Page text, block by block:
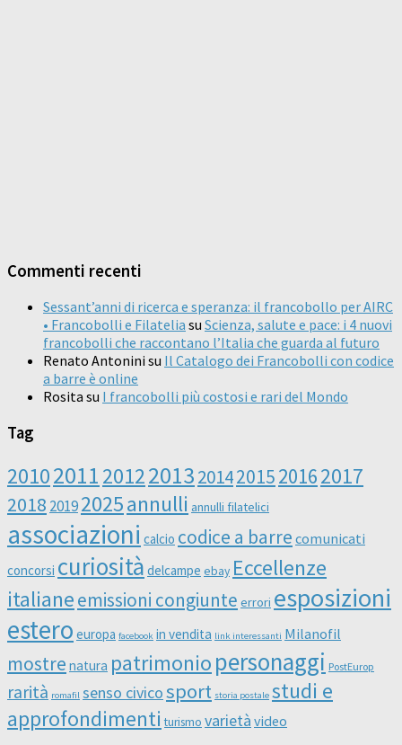
Commenti recenti
Sessant’anni di ricerca e speranza: il francobollo per AIRC
• Francobolli e Filatelia su Scienza, salute e pace: i 4 nuovi
francobolli che raccontano l’Italia che guarda al futuro
Renato Antonini su Il Catalogo dei Francobolli con codice
a barre è online
Rosita su I francobolli più costosi e rari del Mondo
Tag
20102011201220132014201520162017
2018 20192025annulli annulli filatelici
associazioni calcio codice a barre comunicati
concorsi curiosità delcampe ebay Eccellenze
italianeemissioni congiunte errori esposizioni
estero europa facebook in vendita link interessanti Milanofil
mostre natura patrimonio personaggi PostEurop
rarità romafil senso civicosport storia postale studi e
approfondimenti turismo varietà video